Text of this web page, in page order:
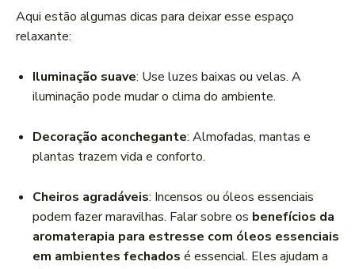
Aqui estão algumas dicas para deixar esse espaço
relaxante:
Iluminação suave: Use luzes baixas ou velas. A
iluminação pode mudar o clima do ambiente.
Decoração aconchegante: Almofadas, mantas e
plantas trazem vida e conforto.
Cheiros agradáveis: Incensos ou óleos essenciais
podem fazer maravilhas. Falar sobre os benefícios da
aromaterapia para estresse com óleos essenciais
em ambientes fechados é essencial. Eles ajudam a